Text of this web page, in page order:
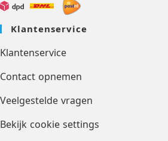
Klantenservice
Klantenservice
Contact opnemen
Veelgestelde vragen
Bekijk cookie settings